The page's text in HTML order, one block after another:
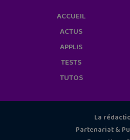
ACCUEIL
ACTUS
APPLIS
TESTS
TUTOS
La
Partenariat &